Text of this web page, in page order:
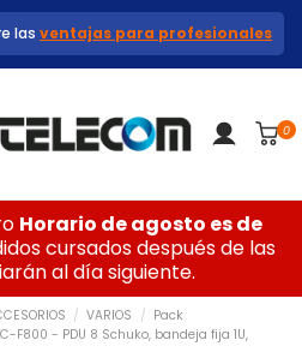
las ventajas para profesionales
0
Horario de agosto es de
cursados después de las
al día siguiente.
VARIOS
Pack
F800 - PDU 8 Schuko, bandeja fija 1U,